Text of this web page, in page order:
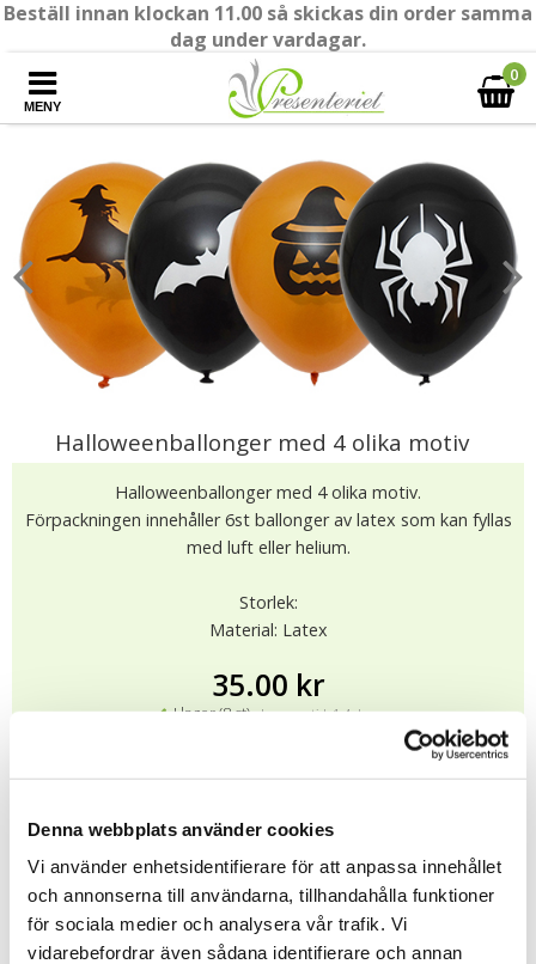
Denna webbplats använder cookies
Vi använder enhetsidentifierare för att anpassa innehållet
och annonserna till användarna, tillhandahålla funktioner
för sociala medier och analysera vår trafik. Vi
vidarebefordrar även sådana identifierare och annan
Beställ innan klockan 11.00 så skickas din order samma
dag under vardagar.
MENY
0
Halloweenballonger med 4 olika motiv
Halloweenballonger med 4 olika motiv.
Förpackningen innehåller 6st ballonger av latex som kan fyllas
med luft eller helium.
Storlek:
Material: Latex
35.00 kr
I lager (8 st)Leveranstid: 1-4 dagar
12096
Tipsa